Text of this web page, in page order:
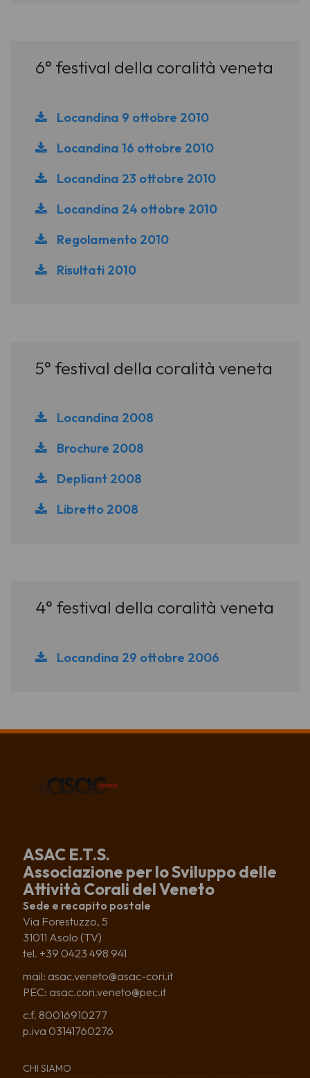
6° festival della coralità veneta
Locandina 9 ottobre 2010
Locandina 16 ottobre 2010
Locandina 23 ottobre 2010
Locandina 24 ottobre 2010
Regolamento 2010
Risultati 2010
5° festival della coralità veneta
Locandina 2008
Brochure 2008
Depliant 2008
Libretto 2008
4° festival della coralità veneta
Locandina 29 ottobre 2006
ASAC E.T.S.
Associazione per lo Sviluppo delle
Attività Corali del Veneto
Sede e recapito postale
Via Forestuzzo, 5
31011 Asolo (TV)
tel. +39 0423 498 941
mail: asac.veneto@asac-cori.it
PEC: asac.cori.veneto@pec.it
c.f. 80016910277
p.iva 03141760276
CHI SIAMO